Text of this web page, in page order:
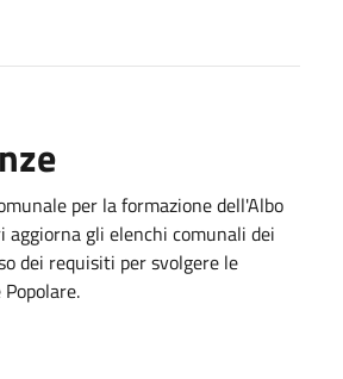
per la formazione dell'Albo
aggiorna gli elenchi comunali dei
dei requisiti per svolgere le